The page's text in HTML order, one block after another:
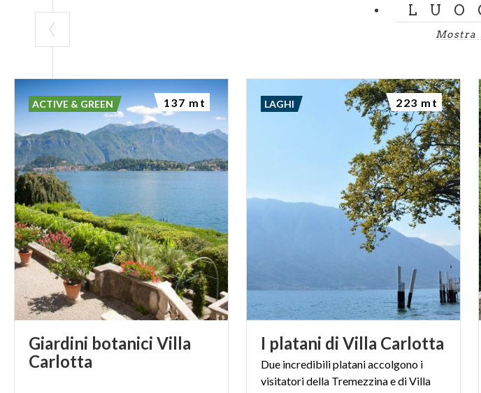
Mostra
Giardini botanici Villa
Carlotta
ACTIVE & GREEN 137 mt
I platani di Villa Carlotta
Due incredibili platani accolgono i
visitatori della Tremezzina e di Villa
LAGHI 223 mt